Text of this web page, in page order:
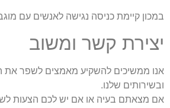
במכון קיימת כניסה נגישה לאנשים עם
יצירת קשר ומשוב
אנו ממשיכים להשקיע מאמצים לשפר את
ובשירותים שלנו.
אם מצאתם בעיה או אם יש לכם הצעות